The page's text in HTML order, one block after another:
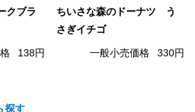
クブラ
138円
ちいさな森のドーナツ う
さぎイチゴ
一般小売価格 330円
探す